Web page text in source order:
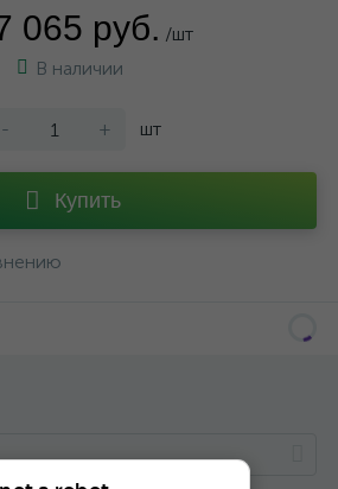
065 руб. /шт
В наличии
- + шт
Купить